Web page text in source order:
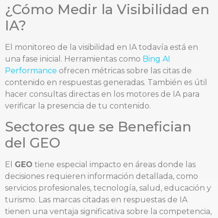
¿Cómo Medir la Visibilidad en
IA?
El monitoreo de la visibilidad en IA todavía está en
una fase inicial. Herramientas como Bing AI
Performance ofrecen métricas sobre las citas de
contenido en respuestas generadas. También es útil
hacer consultas directas en los motores de IA para
verificar la presencia de tu contenido.
Sectores que se Benefician
del GEO
El GEO tiene especial impacto en áreas donde las
decisiones requieren información detallada, como
servicios profesionales, tecnología, salud, educación y
turismo. Las marcas citadas en respuestas de IA
tienen una ventaja significativa sobre la competencia,